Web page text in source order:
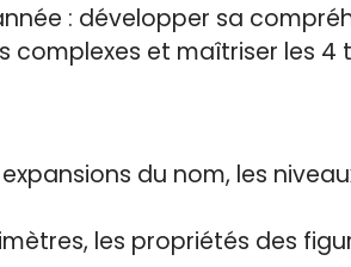
: développer sa
complexes et maîtriser les 4
du nom, les
les propriétés des